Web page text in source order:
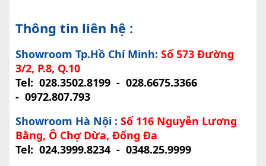
Thông tin liên hệ :
Showroom Tp.Hồ Chí Minh: Số 573 Đường
3/2, P.8, Q.10
Tel: 028.3502.8199- 028.6675.3366
- 0972.807.793
Showroom Hà Nội : Số 116 Nguyễn Lương
Bằng, Ô Chợ Dừa, Đống Đa
Tel: 024.3999.8234- 0348.25.9999